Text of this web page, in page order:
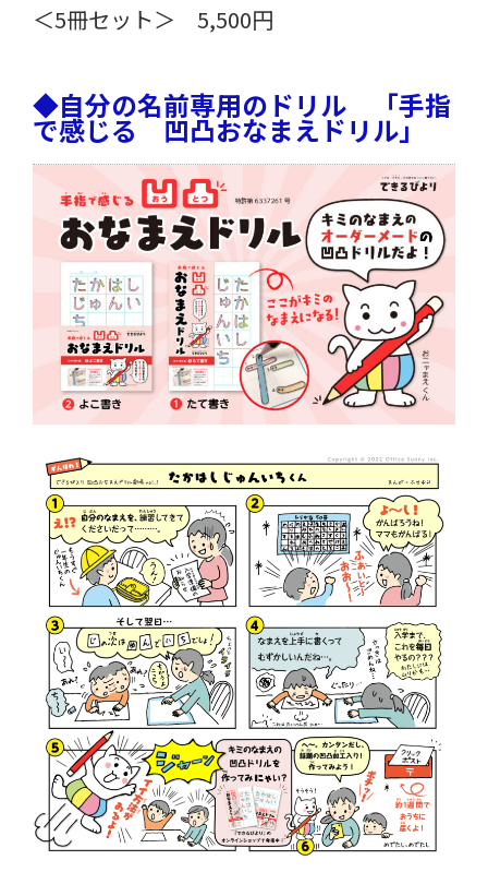
＜5冊セット＞ 5,500円
◆自分の名前専用のドリル 「手指
で感じる 凹凸おなまえドリル」